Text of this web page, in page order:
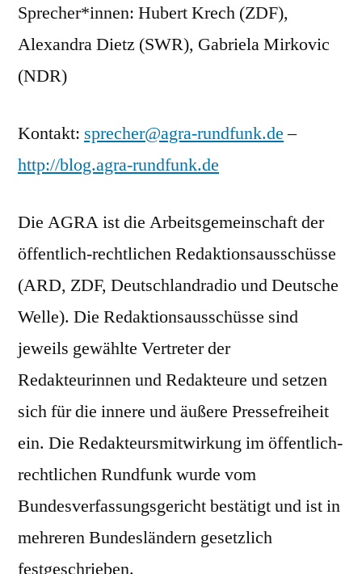
Sprecher*innen: Hubert Krech (ZDF),
Alexandra Dietz (SWR), Gabriela Mirkovic
(NDR)
Kontakt: sprecher@agra-rundfunk.de–
http://blog.agra-rundfunk.de
Die AGRA ist die Arbeitsgemeinschaft der
öffentlich-rechtlichen Redaktionsausschüsse
(ARD, ZDF, Deutschlandradio und Deutsche
Welle). Die Redaktionsausschüsse sind
jeweils gewählte Vertreter der
Redakteurinnen und Redakteure und setzen
sich für die innere und äußere Pressefreiheit
ein. Die Redakteursmitwirkung im öffentlich-
rechtlichen Rundfunk wurde vom
Bundesverfassungsgericht bestätigt und ist in
mehreren Bundesländern gesetzlich
festgeschrieben.